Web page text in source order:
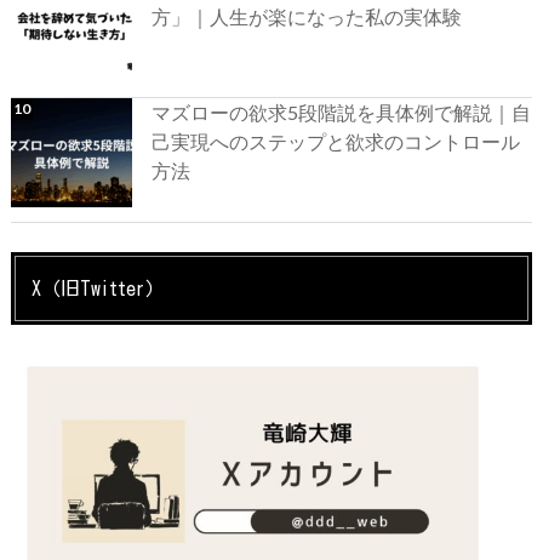
方」｜人生が楽になった私の実体験
マズローの欲求5段階説を具体例で解説｜自
己実現へのステップと欲求のコントロール
方法
X（旧Twitter）